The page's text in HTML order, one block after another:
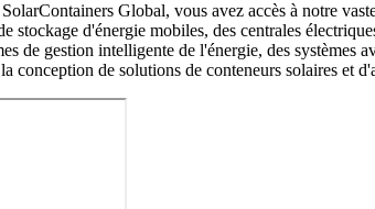
Global, vous avez accès à notre
stockage d'énergie mobiles, des centrales
de gestion intelligente de l'énergie, des systèmes
conception de solutions de conteneurs solaires et